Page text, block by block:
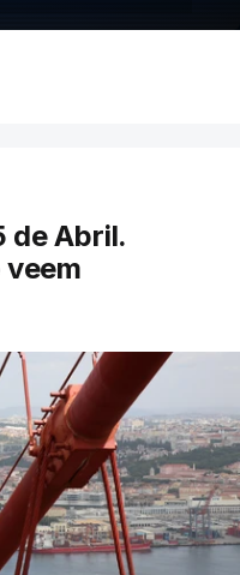
de Abril.